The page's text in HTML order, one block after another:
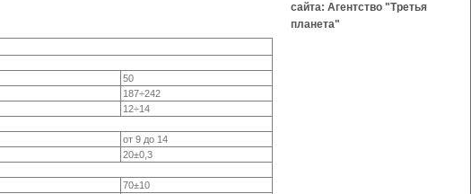
50
187÷242
12÷14
от 9 до 14
20±0,3
70±10
сайта: Агентство "Третья
планета"